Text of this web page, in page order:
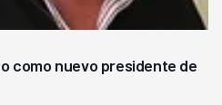
como nuevo presidente de